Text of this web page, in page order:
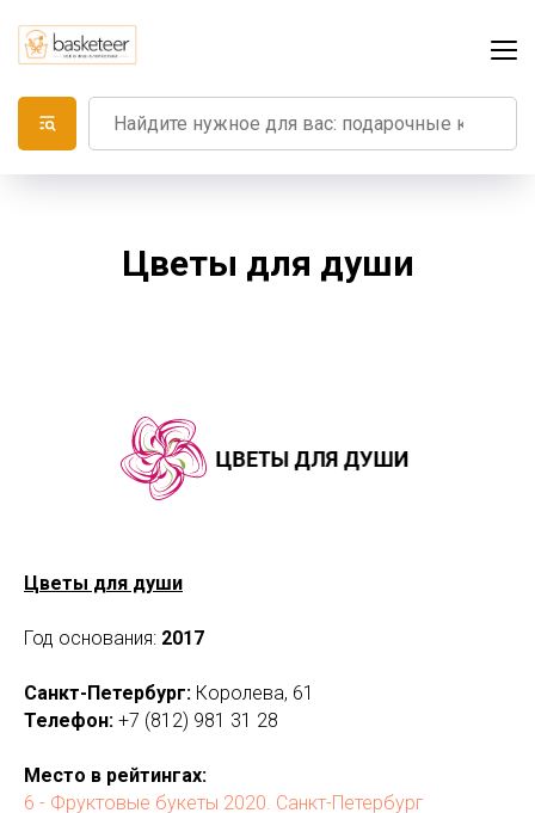
Цветы для души
Цветы для души
Год основания: 2017
Санкт-Петербург: Королева, 61
Телефон: +7 (812) 981 31 28
Место в рейтингах:
6 - Фруктовые букеты 2020. Санкт-Петербург